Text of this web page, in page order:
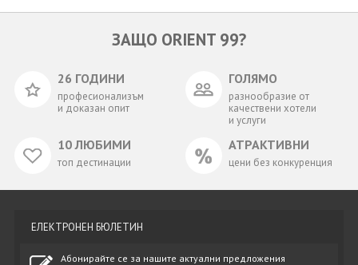
ЗАЩО ORIENT 99?
26 ГОДИНИ
професионализъм
и доказан опит
ГОЛЯМО
разнообразие от
качествени хотели
и услуги
10 ЛЮБИМИ
топ дестинации
АТРАКТИВНИ
цени без конкуренция
ЕЛЕКТРОНЕН БЮЛЕТИН
Абонирайте се за нашите актуални предложения